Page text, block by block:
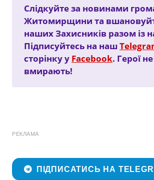
Слідкуйте за новинами
Житомирщини та
наших Захисників разом із
Підписуйтесь на наш
сторінку у Facebook. Герої не
вмирають!
РЕКЛАМА
ПІДПИСАТИСЬ НА